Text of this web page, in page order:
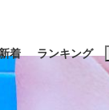
着 ランキング
スクープ